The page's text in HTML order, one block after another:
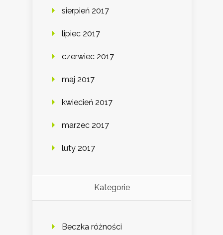
sierpień 2017
lipiec 2017
czerwiec 2017
maj 2017
kwiecień 2017
marzec 2017
luty 2017
Kategorie
Beczka różności